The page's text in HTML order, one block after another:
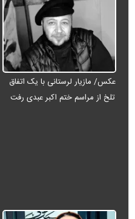
عکس/ مازیار لرستانی با یک اتفاق
تلخ از مراسم ختم اکبر عبدی رفت